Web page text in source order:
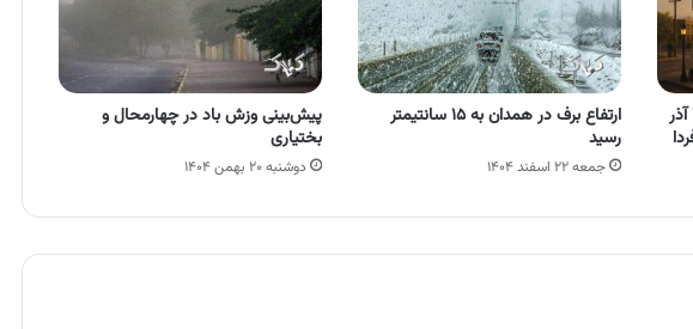
اخبار تعطیلی ادارات قزوین شنبه ۲۹ آذر
ارتفاع برف در همدان به ۱۵ سانتیمتر
رسید
جمعه ۲۲ اسفند ۱۴۰۴
پیش‌بینی وزش باد در چهارمحال و
بختیاری
دوشنبه ۲۰ بهمن ۱۴۰۴